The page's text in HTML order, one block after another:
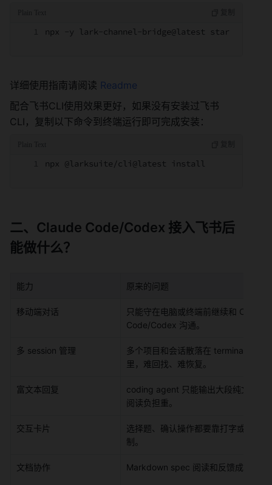
npx -y lark-channel-bridge@latest start
详细使用指南请阅读 Readme
配合飞书CLI使用效果更好，如果没有安装过飞书
CLI，复制以下命令到终端运行即可完成安装：
npx @larksuite/cli@latest install
二、Claude Code/Codex 接入飞书后
能做什么？
能力 原来的问题
移动端对话
只能守在电脑或终端前继续和 Claude
Code/Codex 沟通。
多 session 管理
多个项目和会话散落在 terminal tabs
里，难回找、难恢复。
富文本回复
coding agent 只能输出大段纯文字，
阅读负担重。
交互卡片
选择题、确认操作都要靠打字或键盘控
制。
文档协作 Markdown spec 阅读和反馈成本高。